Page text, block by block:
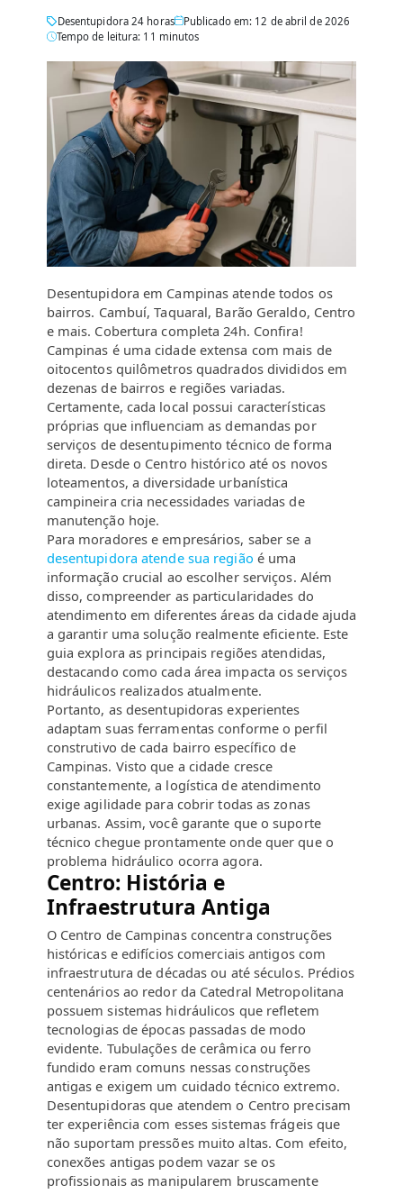
Desentupidora 24 horas
Publicado em: 12 de abril de 2026
Tempo de leitura: 11 minutos
Desentupidora em Campinas atende todos os
bairros. Cambuí, Taquaral, Barão Geraldo, Centro
e mais. Cobertura completa 24h. Confira!
Campinas é uma cidade extensa com mais de
oitocentos quilômetros quadrados divididos em
dezenas de bairros e regiões variadas.
Certamente, cada local possui características
próprias que influenciam as demandas por
serviços de desentupimento técnico de forma
direta. Desde o Centro histórico até os novos
loteamentos, a diversidade urbanística
campineira cria necessidades variadas de
manutenção hoje.
Para moradores e empresários, saber se a
desentupidora atende sua região é uma
informação crucial ao escolher serviços. Além
disso, compreender as particularidades do
atendimento em diferentes áreas da cidade ajuda
a garantir uma solução realmente eficiente. Este
guia explora as principais regiões atendidas,
destacando como cada área impacta os serviços
hidráulicos realizados atualmente.
Portanto, as desentupidoras experientes
adaptam suas ferramentas conforme o perfil
construtivo de cada bairro específico de
Campinas. Visto que a cidade cresce
constantemente, a logística de atendimento
exige agilidade para cobrir todas as zonas
urbanas. Assim, você garante que o suporte
técnico chegue prontamente onde quer que o
problema hidráulico ocorra agora.
Centro: História e
Infraestrutura Antiga
O Centro de Campinas concentra construções
históricas e edifícios comerciais antigos com
infraestrutura de décadas ou até séculos. Prédios
centenários ao redor da Catedral Metropolitana
possuem sistemas hidráulicos que refletem
tecnologias de épocas passadas de modo
evidente. Tubulações de cerâmica ou ferro
fundido eram comuns nessas construções
antigas e exigem um cuidado técnico extremo.
Desentupidoras que atendem o Centro precisam
ter experiência com esses sistemas frágeis que
não suportam pressões muito altas. Com efeito,
conexões antigas podem vazar se os
profissionais as manipularem bruscamente